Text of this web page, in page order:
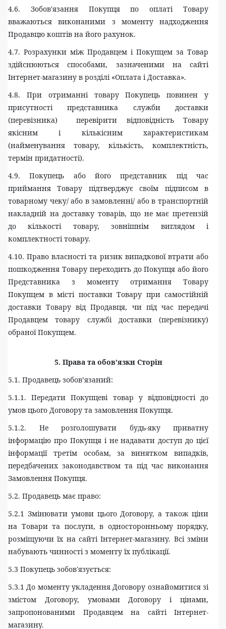
4.6. Зобов'язання Покупця по оплаті Товару
вважаються виконаними з моменту надходження
Продавцю коштів на його рахунок.
4.7. Розрахунки між Продавцем і Покупцем за Товар
здійснюються способами, зазначеними на сайті
Інтернет-магазину в розділі «Оплата і Доставка».
4.8. При отриманні товару Покупець повинен у
присутності представника служби доставки
(перевізника) перевірити відповідність Товару
якісним і кількісним характеристикам
(найменування товару, кількість, комплектність,
термін придатності).
4.9. Покупець або його представник під час
приймання Товару підтверджує своїм підписом в
товарному чеку/ або в замовленні/ або в транспортній
накладній на доставку товарів, що не має претензій
до кількості товару, зовнішнім виглядом і
комплектності товару.
4.10. Право власності та ризик випадкової втрати або
пошкодження Товару переходить до Покупця або його
Представника з моменту отримання Товару
Покупцем в місті поставки Товару при самостійній
доставки Товару від Продавця, чи під час передачі
Продавцем товару службі доставки (перевізнику)
обраної Покупцем.
5. Права таобов’язки Сторін
5.1. Продавець зобов’язаний:
5.1.1. Передати Покупцеві товар у відповідності до
умов цього Договору та замовлення Покупця.
5.1.2. Не розголошувати будь-яку приватну
інформацію про Покупця і не надавати доступ до цієї
інформації третім особам, за винятком випадків,
передбачених законодавством та під час виконання
Замовлення Покупця.
5.2. Продавець має право:
5.2.1 Змінювати умови цього Договору, а також ціни
на Товари та послуги, в односторонньому порядку,
розміщуючи їх на сайті Інтернет-магазину. Всі зміни
набувають чинності з моменту їх публікації.
5.3 Покупець зобов'язується:
5.3.1 До моменту укладення Договору ознайомитися зі
змістом Договору, умовами Договору і цінами,
запропонованими Продавцем на сайті Інтернет-
магазину.